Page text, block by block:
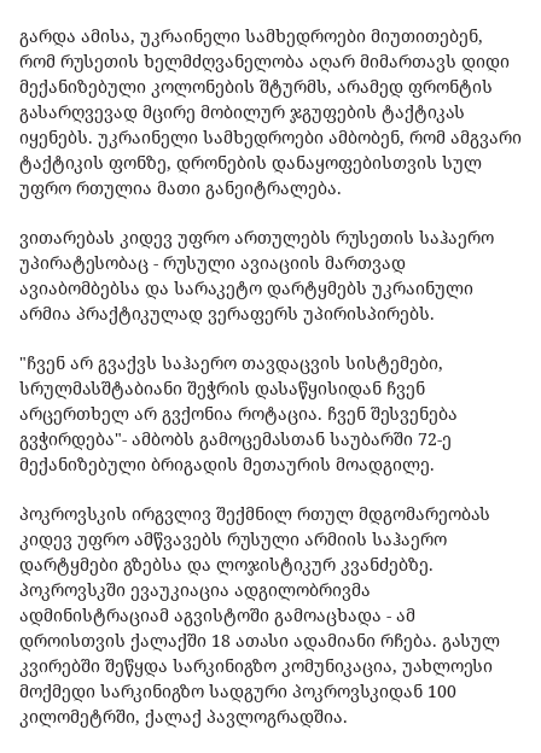
გარდა ამისა, უკრაინელი სამხედროები მიუთითებენ,
რომ რუსეთის ხელმძღვანელობა აღარ მიმართავს დიდი
მექანიზებული კოლონების შტურმს, არამედ ფრონტის
გასარღვევად მცირე მობილურ ჯგუფების ტაქტიკას
იყენებს. უკრაინელი სამხედროები ამბობენ, რომ ამგვარი
ტაქტიკის ფონზე, დრონების დანაყოფებისთვის სულ
უფრო რთულია მათი განეიტრალება.
ვითარებას კიდევ უფრო ართულებს რუსეთის საჰაერო
უპირატესობაც - რუსული ავიაციის მართვად
ავიაბომბებსა და სარაკეტო დარტყმებს უკრაინული
არმია პრაქტიკულად ვერაფერს უპირისპირებს.
"ჩვენ არ გვაქვს საჰაერო თავდაცვის სისტემები,
სრულმასშტაბიანი შეჭრის დასაწყისიდან ჩვენ
არცერთხელ არ გვქონია როტაცია. ჩვენ შესვენება
გვჭირდება"- ამბობს გამოცემასთან საუბარში 72-ე
მექანიზებული ბრიგადის მეთაურის მოადგილე.
პოკროვსკის ირგვლივ შექმნილ რთულ მდგომარეობას
კიდევ უფრო ამწვავებს რუსული არმიის საჰაერო
დარტყმები გზებსა და ლოჯისტიკურ კვანძებზე.
პოკროვსკში ევაუკიაცია ადგილობრივმა
ადმინისტრაციამ აგვისტოში გამოაცხადა - ამ
დროისთვის ქალაქში 18 ათასი ადამიანი რჩება. გასულ
კვირებში შეწყდა სარკინიგზო კომუნიკაცია, უახლოესი
მოქმედი სარკინიგზო სადგური პოკროვსკიდან 100
კილომეტრში, ქალაქ პავლოგრადშია.